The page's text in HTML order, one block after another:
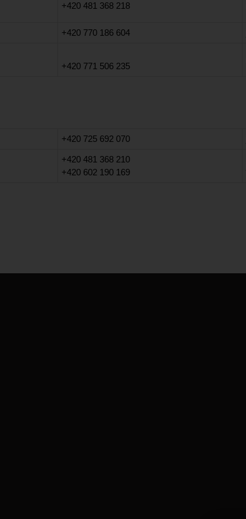
+420 481 368 218
+420 770 186 604
+420 771 506 235
+420 725 692 070
+420 481 368 210
+420 602 190 169